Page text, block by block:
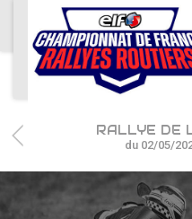
ACCUEIL
ACTUS
CALENDRIER
CHAMPIONNAT
RÉSULTATS
RALLYE DE
du 02/05/